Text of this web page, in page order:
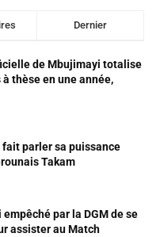
Dernier
de Mbujimayi totalise
thèse en une année,
parler sa puissance
Takam
par la DGM de se
assister au Match